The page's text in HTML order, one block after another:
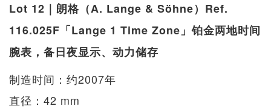
Lot 12｜朗格（A. Lange & Söhne）Ref.
116.025F「Lange 1 Time Zone」铂金两地时间
腕表，备日夜显示、动力储存
制造时间：约2007年
直径：42 mm